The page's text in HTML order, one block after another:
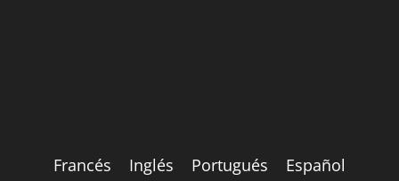
Francés Inglés Portugués Español